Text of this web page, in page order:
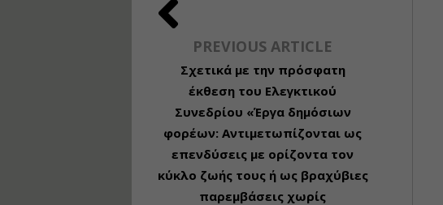
PREVIOUS ARTICLE
Σχετικά με την πρόσφατη
έκθεση του Ελεγκτικού
Συνεδρίου «Έργα δημόσιων
φορέων: Αντιμετωπίζονται ως
επενδύσεις με ορίζοντα τον
κύκλο ζωής τους ή ως βραχύβιες
παρεμβάσεις χωρίς